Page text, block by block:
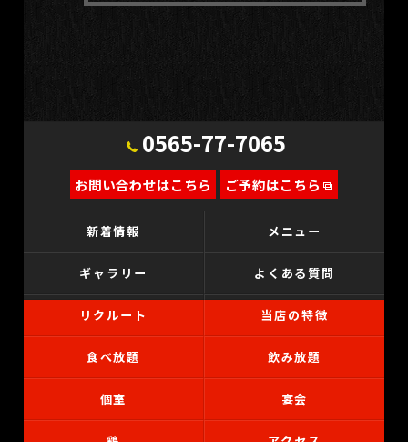
0565-77-7065
お問い合わせはこちら ご予約はこちら
新着情報 メニュー
ギャラリー よくある質問
リクルート 当店の特徴
食べ放題 飲み放題
個室 宴会